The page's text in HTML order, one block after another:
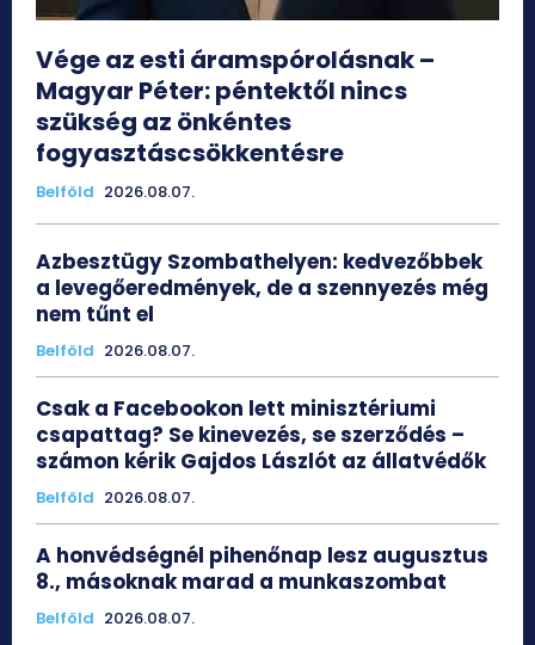
Vége az esti áramspórolásnak –
Magyar Péter: péntektől nincs
szükség az önkéntes
fogyasztáscsökkentésre
Belföld 2026.08.07.
Azbesztügy Szombathelyen: kedvezőbbek
a levegőeredmények, de a szennyezés még
nem tűnt el
Belföld 2026.08.07.
Csak a Facebookon lett minisztériumi
csapattag? Se kinevezés, se szerződés –
számon kérik Gajdos Lászlót az állatvédők
Belföld 2026.08.07.
A honvédségnél pihenőnap lesz augusztus
8., másoknak marad a munkaszombat
Belföld 2026.08.07.